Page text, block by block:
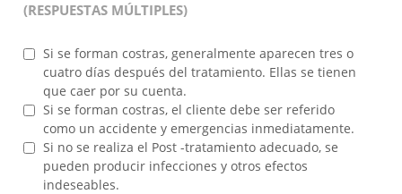
(RESPUESTAS MÚLTIPLES)
Si se forman costras, generalmente aparecen tres o
cuatro días después del tratamiento. Ellas se tienen
que caer por su cuenta.
Si se forman costras, el cliente debe ser referido
como un accidente y emergencias inmediatamente.
Si no se realiza el Post -tratamiento adecuado, se
pueden producir infecciones y otros efectos
indeseables.